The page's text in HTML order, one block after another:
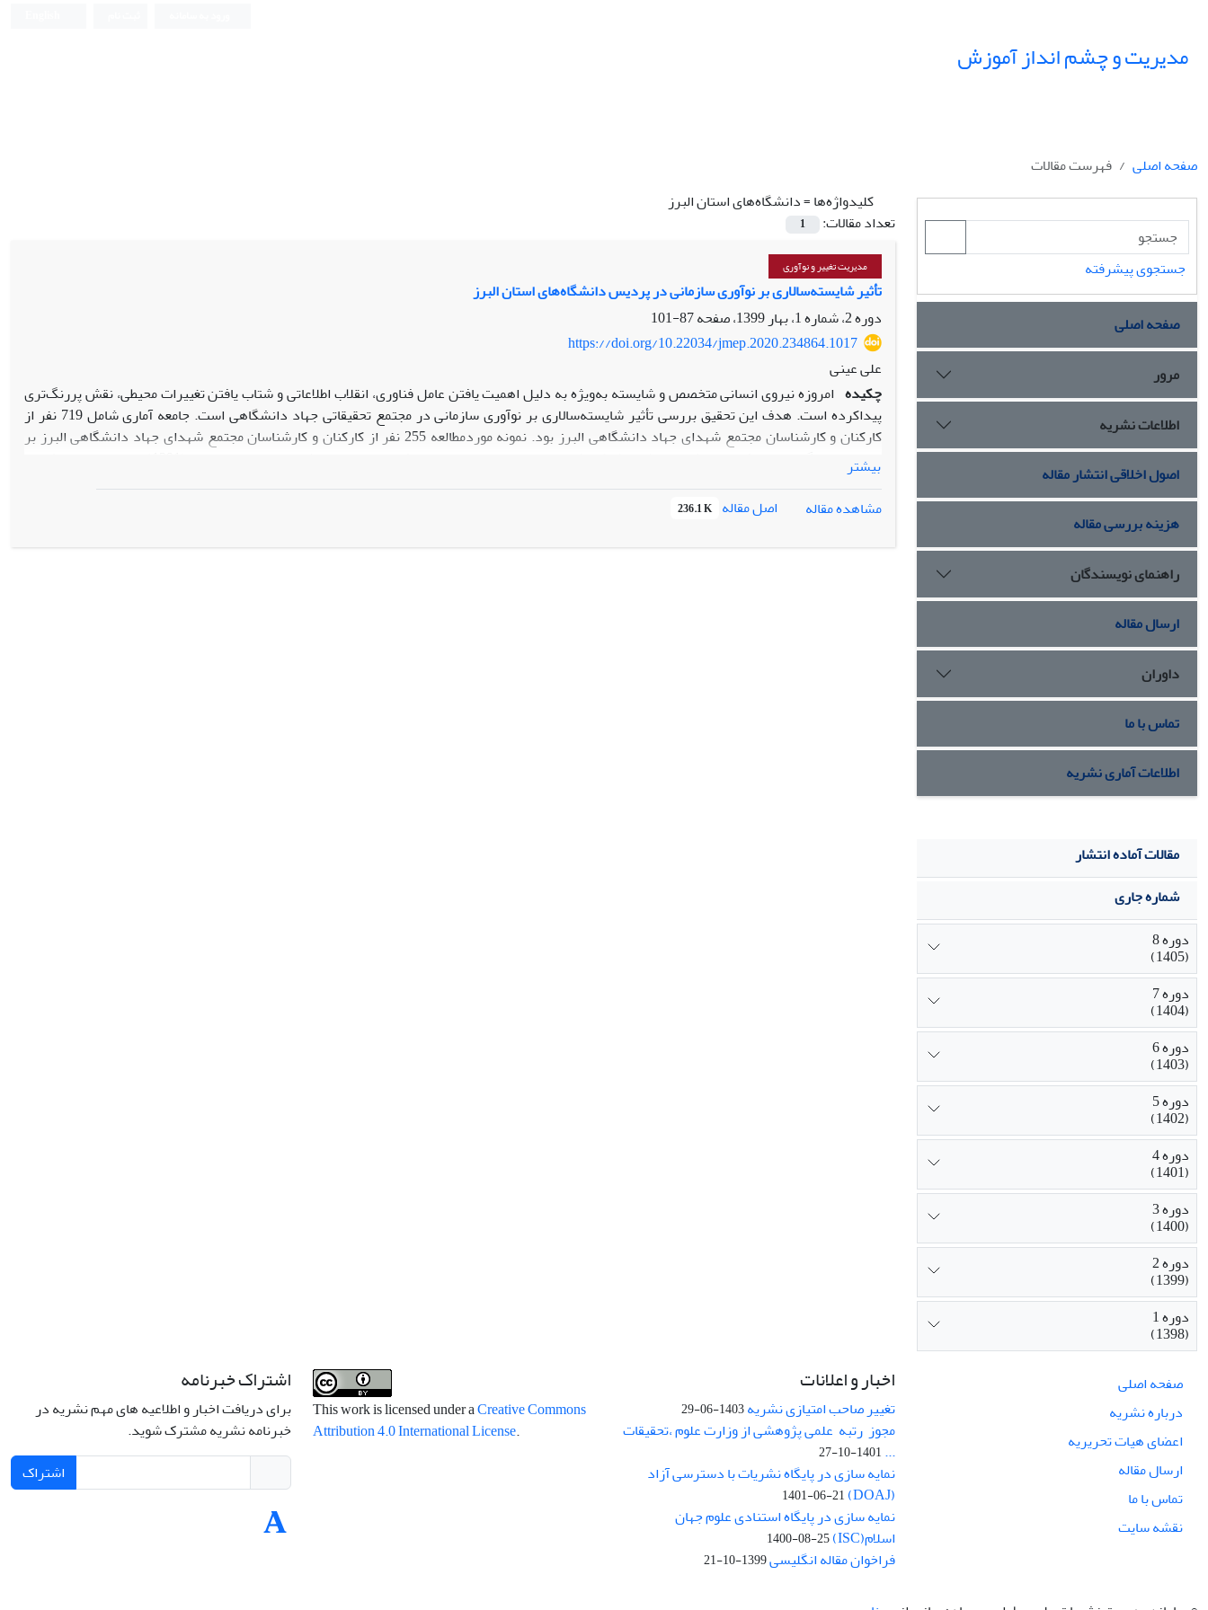
مدیریت و چشم انداز آموزش
صفحه اصلی
فهرست مقالات
کلیدواژه‌ها =دانشگاه‌های استان البرز
تعداد مقالات:
1
مدیریت تغییر و نوآوری
تأثیر شایسته‌سالاری بر نوآوری سازمانی در پردیس دانشگاه‌های استان البرز
دوره 2، شماره 1، بهار 1399، صفحه
87-101
https://doi.org/10.22034/jmep.2020.234864.1017
علی عینی
چکیده امروزه نیروی انسانی متخصص و شایسته به‌ویژه به دلیل اهمیت یافتن عامل فناوری، انقلاب اطلاعاتی و شتاب یافتن تغییرات محیطی، نقش پررنگ‌تری
پیداکرده است. هدف این تحقیق بررسی تأثیر شایسته‌سالاری بر نوآوری سازمانی در مجتمع تحقیقاتی جهاد دانشگاهی است. جامعه آماری شامل 719 نفر از
کارکنان و کارشناسان مجتمع شهدای جهاد دانشگاهی البرز بود. نمونه موردمطالعه 255 نفر از کارکنان و کارشناسان مجتمع شهدای جهاد دانشگاهی البرز بر
مربوط به نوآوری سازمانی به تغییرات شایسته‌سالاری مربوط می‌شود. رعایت شایسته‌سالاری در انتصابات و محیط کاری سالم و مناسب جهت پرورش خلاقیت در
اداره سازمان‌ها توصیه می‌شود.
بیشتر
مشاهده مقاله
اصل مقاله 236.1 K
جستجوی پیشرفته
صفحه اصلی
مرور
اطلاعات نشریه
اصول اخلاقی انتشار مقاله
هزینه بررسی مقاله
راهنمای نویسندگان
ارسال مقاله
داوران
تماس با ما
اطلاعات آماری نشریه
مقالات آماده انتشار
شماره جاری
دوره 8
(1405)
دوره 7
(1404)
دوره 6
(1403)
دوره 5
(1402)
دوره 4
(1401)
دوره 3
(1400)
دوره 2
(1399)
دوره 1
(1398)
صفحه اصلی
درباره نشریه
اعضای هیات تحریریه
ارسال مقاله
تماس با ما
نقشه سایت
اخبار و اعلانات
تغییر صاحب امتیازی نشریه1403-06-29
مجوز رتبه علمی پژوهشی از وزارت علوم ،تحقیقات
...
1401-10-27
نمایه سازی در پایگاه نشریات با دسترسی آزاد
(DOAJ)
1401-06-21
نمایه سازی در پایگاه استنادی علوم جهان
اسلام(ISC)
1400-08-25
فراخوان مقاله انگلیسی1399-10-21
This work is licensed under aCreative Commons
Attribution 4.0 International License.
اشتراک خبرنامه
برای دریافت اخبار و اطلاعیه های مهم نشریه در
خبرنامه نشریه مشترک شوید.
اشتراک